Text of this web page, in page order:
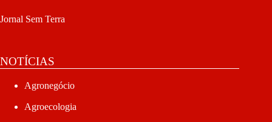
Jornal Sem Terra
NOTÍCIAS
Agronegócio
Agroecologia